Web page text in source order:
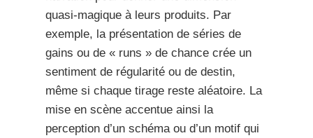
quasi-magique à leurs produits. Par
exemple, la présentation de séries de
gains ou de « runs » de chance crée un
sentiment de régularité ou de destin,
même si chaque tirage reste aléatoire. La
mise en scène accentue ainsi la
perception d’un schéma ou d’un motif qui